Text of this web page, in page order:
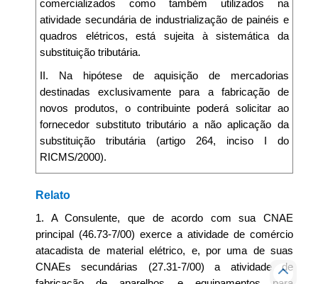
comercializados como também utilizados na
atividade secundária de industrialização de painéis e
quadros elétricos, está sujeita à sistemática da
substituição tributária.
II. Na hipótese de aquisição de mercadorias
destinadas exclusivamente para a fabricação de
novos produtos, o contribuinte poderá solicitar ao
fornecedor substituto tributário a não aplicação da
substituição tributária (artigo 264, inciso I do
RICMS/2000).
Relato
1. A Consulente, que de acordo com sua CNAE
principal (46.73-7/00) exerce a atividade de comércio
atacadista de material elétrico, e, por uma de suas
CNAEs secundárias (27.31-7/00) a atividade de